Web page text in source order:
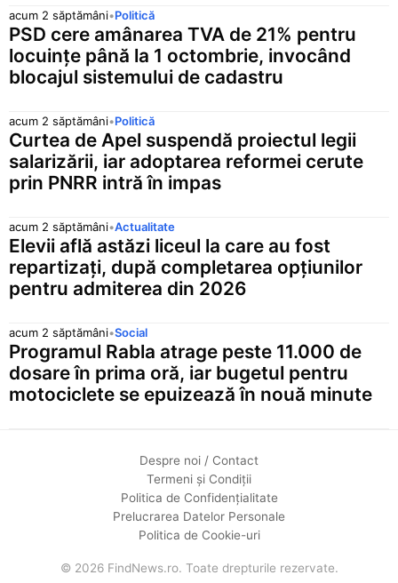
acum 2 săptămâni•Politică
PSD cere amânarea TVA de 21% pentru
locuințe până la 1 octombrie, invocând
blocajul sistemului de cadastru
acum 2 săptămâni•Politică
Curtea de Apel suspendă proiectul legii
salarizării, iar adoptarea reformei cerute
prin PNRR intră în impas
acum 2 săptămâni•Actualitate
Elevii află astăzi liceul la care au fost
repartizați, după completarea opțiunilor
pentru admiterea din 2026
acum 2 săptămâni•Social
Programul Rabla atrage peste 11.000 de
dosare în prima oră, iar bugetul pentru
motociclete se epuizează în nouă minute
Despre noi / Contact
Termeni și Condiții
Politica de Confidențialitate
Prelucrarea Datelor Personale
Politica de Cookie-uri
© 2026 FindNews.ro. Toate drepturile rezervate.